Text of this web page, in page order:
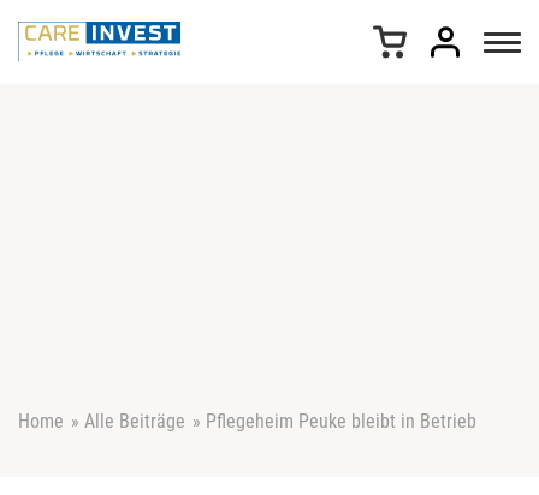
Home » Alle Beiträge » Pflegeheim Peuke bleibt in Betrieb